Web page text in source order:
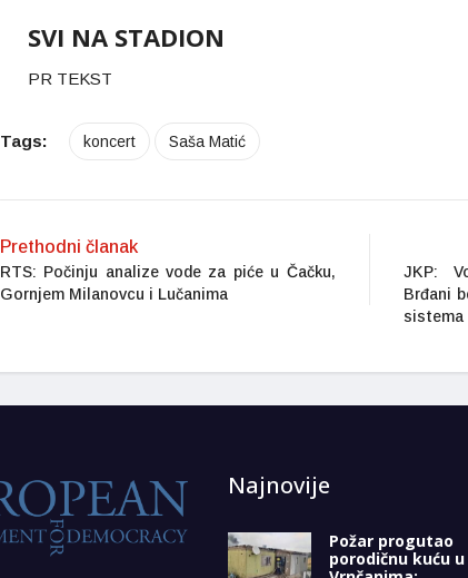
SVI NA STADION
PR TEKST
Tags: koncert Saša Matić
Prethodni članak
RTS: Počinju analize vode za piće u Čačku,
Gornjem Milanovcu i Lučanima
JKP:
Brđani
sistema
Najnovije
Požar progutao
porodičnu kuću u